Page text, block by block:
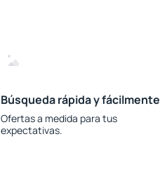
Búsqueda rápida y fácilmente
Ofertas a medida para tus
expectativas.